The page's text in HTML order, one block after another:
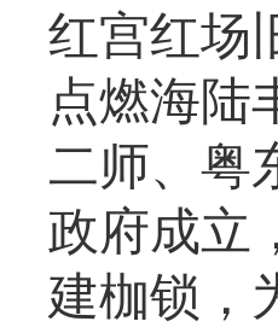
红宫红场
点燃海陆
二师、粤
政府成立
建枷锁，